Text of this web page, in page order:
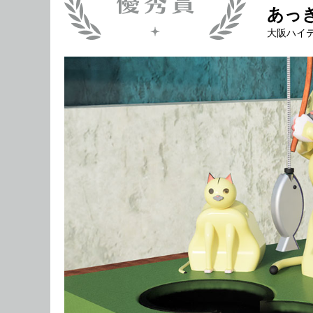
あっ
大阪ハイ